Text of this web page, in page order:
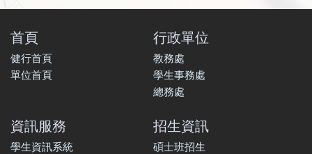
首頁
健行首頁
單位首頁
行政單位
教務處
學生事務處
總務處
資訊服務
學生資訊系統
招生資訊
碩士班招生